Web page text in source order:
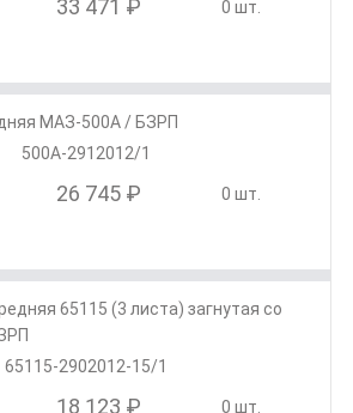
33 471 ₽ 0 шт.
МАЗ-500А / БЗРП
500А-2912012/1
26 745 ₽ 0 шт.
65115 (3 листа) загнутая со
65115-2902012-15/1
18 123 ₽ 0 шт.